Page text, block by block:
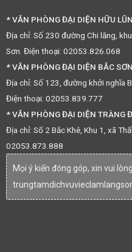
* VĂN PHÒNG ĐẠI DIỆN HỮU
Địa chỉ: Số 230 đường Chi lăng,
Sơn. Điện thoại: 02053.826.068
* VĂN PHÒNG ĐẠI DIỆN BẮC SƠN
Địa chỉ: Số 123, đường khởi nghĩa
Điện thoại: 02053.839.777
* VĂN PHÒNG ĐẠI DIỆN TRÀNG
Địa chỉ: Số 2 Bắc Khê, Khu 1, xã
02053.873.888
Mọi ý kiến đóng góp, xin vui